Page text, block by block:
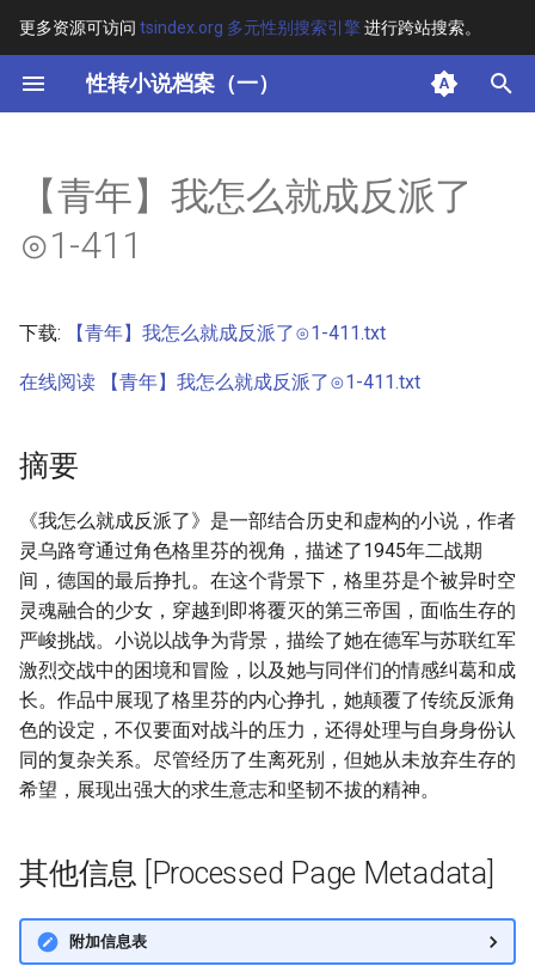
更多资源可访问 tsindex.org 多元性别搜索引擎进行跨站搜索。
性转小说档案（一）
键
始
索
其他信息 [Processed Page
Metadata]
【青年】我怎么就成反派了
⊙1-411
下载: 【青年】我怎么就成反派了⊙1-411.txt
在线阅读 【青年】我怎么就成反派了⊙1-411.txt
摘要
《我怎么就成反派了》是一部结合历史和虚构的小说，作者
灵乌路穹通过角色格里芬的视角，描述了1945年二战期
间，德国的最后挣扎。在这个背景下，格里芬是个被异时空
灵魂融合的少女，穿越到即将覆灭的第三帝国，面临生存的
严峻挑战。小说以战争为背景，描绘了她在德军与苏联红军
激烈交战中的困境和冒险，以及她与同伴们的情感纠葛和成
长。作品中展现了格里芬的内心挣扎，她颠覆了传统反派角
色的设定，不仅要面对战斗的压力，还得处理与自身身份认
同的复杂关系。尽管经历了生离死别，但她从未放弃生存的
希望，展现出强大的求生意志和坚韧不拔的精神。
其他信息 [Processed Page Metadata]
附加信息表